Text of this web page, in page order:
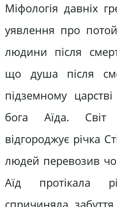
Міфологія давніх
уявлення про
людини після
що душа після
підземному
бога Аїда.
відгороджує річка
людей перевозив
Аїд протікала